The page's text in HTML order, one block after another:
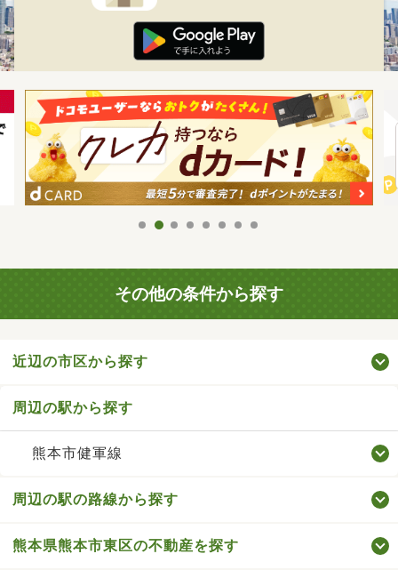
その他の条件から探す
近辺の市区から探す
周辺の駅から探す
熊本市健軍線
周辺の駅の路線から探す
熊本県熊本市東区の不動産を探す